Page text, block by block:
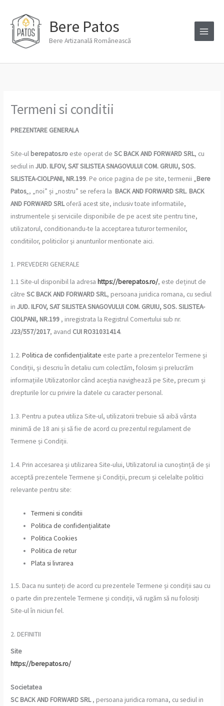
content
Bere Patos
Bere Artizanală Românească
Termeni si conditii
PREZENTARE GENERALA
Site-ul berepatos.ro este operat deSC BACK AND FORWARD SRL, cu
sediul inJUD. ILFOV, SAT SILISTEA SNAGOVULUI COM. GRUIU, SOS.
SILISTEA-CIOLPANI, NR.199. Pe orice pagina de pe site, termenii „Bere
Patos„, „noi” și „nostru” se refera la BACK AND FORWARD SRL. BACK
AND FORWARD SRLoferă acest site, inclusiv toate informatiile,
instrumentele și serviciile disponibile de pe acest site pentru tine,
utilizatorul, conditionandu-te la acceptarea tuturor termenilor,
conditiilor, politicilor și anunturilor mentionate aici.
1. PREVEDERI GENERALE
1.1 Site-ul disponibil la adresa https://berepatos.ro/, este deținut de
cătreSC BACK AND FORWARD SRL, persoana juridica romana, cu sediul
inJUD. ILFOV, SAT SILISTEA SNAGOVULUI COM. GRUIU, SOS. SILISTEA-
CIOLPANI, NR.199 , inregistrata la Registrul Comertului sub nr.
J23/557/2017, avand CUI RO31031414.
1.2.Politica de confidențialitate este parte a prezentelor Termene și
Condiții, și descriu în detaliu cum colectăm, folosim și prelucrăm
informațiile Utilizatorilor când aceștia navighează pe Site, precum și
drepturile lor cu privire la datele cu caracter personal.
1.3. Pentru a putea utiliza Site-ul, utilizatorii trebuie să aibă vârsta
minimă de 18 ani și să fie de acord cu prezentul regulament de
Termene și Condiții.
1.4. Prin accesarea și utilizarea Site-ului, Utilizatorul ia cunoștință de și
acceptă prezentele Termene și Condiții, precum și celelalte politici
relevante pentru site:
Termeni si conditii
Politica de confidențialitate
Politica Cookies
Politica de retur
Plata si livrarea
1.5. Daca nu sunteți de acord cu prezentele Termene și condiții sau cu
o parte din prezentele Termene și condiții, vă rugăm să nu folosiți
Site-ul în niciun fel.
2. DEFINITII
Site
https://berepatos.ro/
Societatea
SC BACK AND FORWARD SRL, persoana juridica romana, cu sediul in